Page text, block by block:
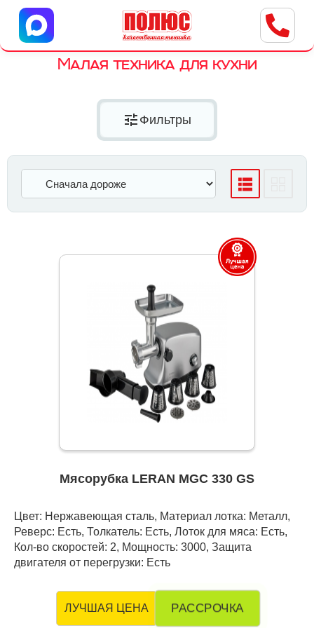
Центр бытовой техники
г. Ульяновск, ул. Пушкарева, 8a
Малая техника для кухни
tune Фильтры
Мясорубка LERAN MGC 330 GS
Цвет: Нержавеющая сталь, Материал лотка: Металл,
Реверс: Есть, Толкатель: Есть, Лоток для мяса: Есть,
Кол-во скоростей: 2, Мощность: 3000, Защита
двигателя от перегрузки: Есть
ЛУЧШАЯ ЦЕНА РАССРОЧКА